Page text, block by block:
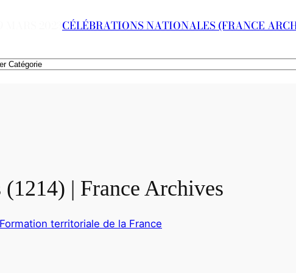
CÉLÉBRATIONS NATIONALES (FRANCE
| France Archives
territoriale de la France